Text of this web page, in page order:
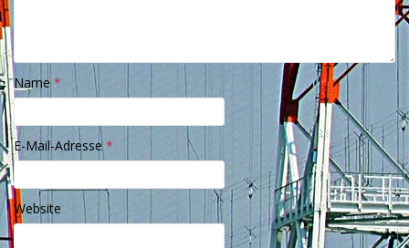
Name *
E-Mail-Adresse*
Website